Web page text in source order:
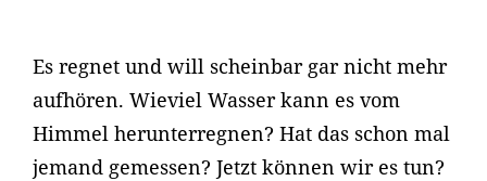
Es regnet und will scheinbar gar nicht mehr
aufhören. Wieviel Wasser kann es vom
Himmel herunterregnen? Hat das schon mal
jemand gemessen? Jetzt können wir es tun?